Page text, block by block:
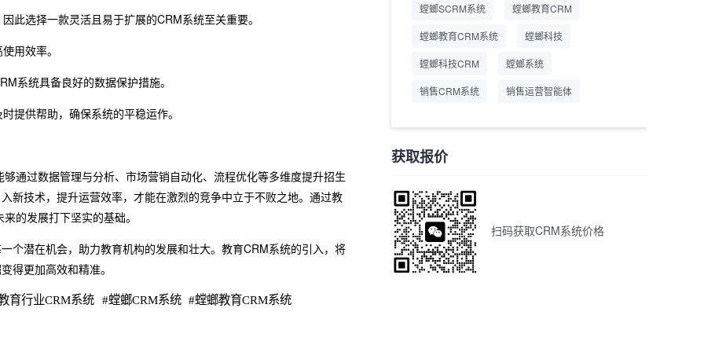
此选择一款灵活且易于扩展的CRM系统至关重要。
用效率。
系统具备良好的数据保护措施。
提供帮助，确保系统的平稳运作。
通过数据管理与分析、市场营销自动化、流程优化等多维度提升招生
新技术，提升运营效率，才能在激烈的竞争中立于不败之地。通过教
的发展打下坚实的基础。
个潜在机会，助力教育机构的发展和壮大。教育CRM系统的引入，将
得更加高效和精准。
育行业CRM系统 #螳螂CRM系统 #螳螂教育CRM系统
螳螂SCRM系统 螳螂教育CRM
螳螂教育CRM系统 螳螂科技
螳螂科技CRM 螳螂系统
销售CRM系统 销售运营智能体
获取报价
扫码获取CRM系统价格